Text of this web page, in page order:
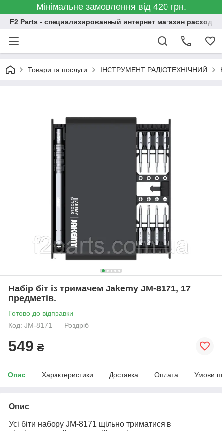
Мінімальне замовлення від 420 грн.
F2 Parts - специализированный интернет магазин
Товари та послуги ІНСТРУМЕНТ РАДІОТЕХНІЧНИЙ
Набір біт із тримачем Jakemy JM-8171, 17
предметів.
Готово до відправки
Код: JM-8171
Роздріб
549 ₴
Опис Характеристики Доставка Оплата Умови
Опис
Усі біти набору JM-8171 щільно триматися в